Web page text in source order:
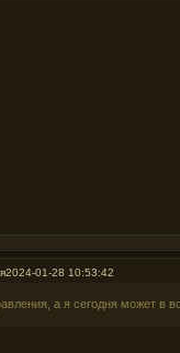
2024-01-28 10:53:42
а я сегодня может в